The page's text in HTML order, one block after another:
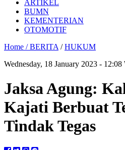
ARTIKEL
BUMN
KEMENTERIAN
OTOMOTIF
Home /BERITA /HUKUM
Wednesday, 18 January 2023 -
Jaksa Agung:
Kajati Berbuat
Tindak Tegas